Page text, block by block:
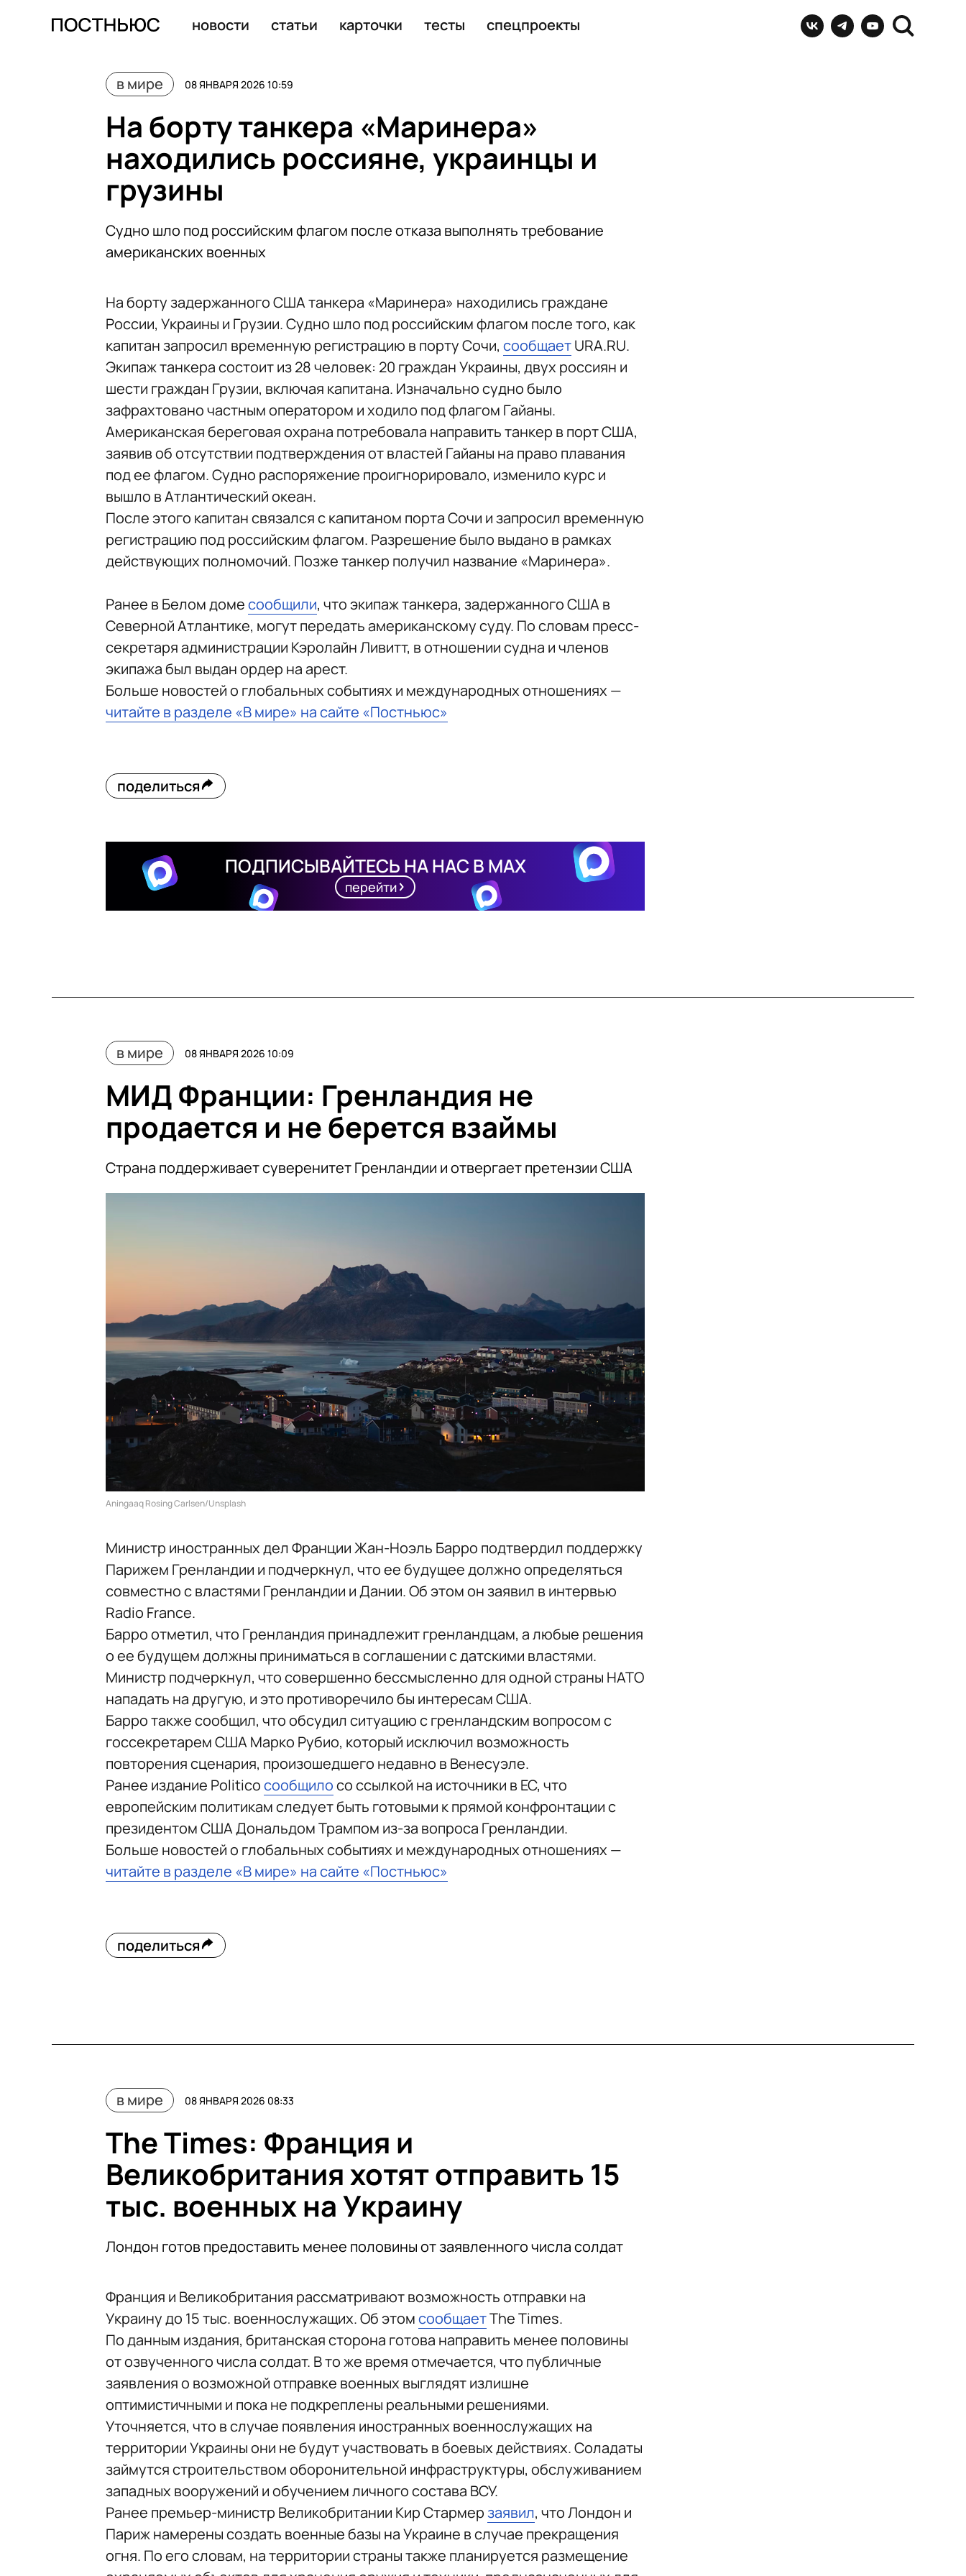
новости статьи карточки тесты спецпроекты
в мире 08 ЯНВАРЯ 2026 10:59
На борту танкера «Маринера»
находились россияне, украинцы и
грузины
Судно шло под российским флагом после отказа выполнять требование
американских военных
На борту задержанного США танкера «Маринера» находились граждане
России, Украины и Грузии. Судно шло под российским флагом после того, как
капитан запросил временную регистрацию в порту Сочи, сообщаетURA.RU.
Экипаж танкера состоит из 28 человек: 20 граждан Украины, двух россиян и
шести граждан Грузии, включая капитана. Изначально судно было
зафрахтовано частным оператором и ходило под флагом Гайаны.
Американская береговая охрана потребовала направить танкер в порт США,
заявив об отсутствии подтверждения от властей Гайаны на право плавания
под ее флагом. Судно распоряжение проигнорировало, изменило курс и
вышло в Атлантический океан.
После этого капитан связался с капитаном порта Сочи и запросил временную
регистрацию под российским флагом. Разрешение было выдано в рамках
действующих полномочий. Позже танкер получил название «Маринера».
Ранее в Белом домесообщили, что экипаж танкера, задержанного США в
Северной Атлантике, могут передать американскому суду. По словам пресс-
секретаря администрации Кэролайн Ливитт, в отношении судна и членов
экипажа был выдан ордер на арест.
Больше новостей о глобальных событиях и международных отношениях —
читайте в разделе «В мире» на сайте «Постньюс»
поделиться
ПОДПИСЫВАЙТЕСЬ НА НАС В MAX
перейти
в мире 08 ЯНВАРЯ 2026 10:09
МИД Франции: Гренландия не
продается и не берется взаймы
Страна поддерживает суверенитет Гренландии и отвергает претензии США
Aningaaq Rosing Carlsen/Unsplash
Министр иностранных дел Франции Жан-Ноэль Барро подтвердил поддержку
Парижем Гренландии и подчеркнул, что ее будущее должно определяться
совместно с властями Гренландии и Дании. Об этом он заявил в интервью
Radio France.
Барро отметил, что Гренландия принадлежит гренландцам, а любые решения
о ее будущем должны приниматься в соглашении с датскими властями.
Министр подчеркнул, что совершенно бессмысленно для одной страны НАТО
нападать на другую, и это противоречило бы интересам США.
Барро также сообщил, что обсудил ситуацию с гренландским вопросом с
госсекретарем США Марко Рубио, который исключил возможность
повторения сценария, произошедшего недавно в Венесуэле.
Ранее издание Politicoсообщилосо ссылкой на источники в ЕС, что
европейским политикам следует быть готовыми к прямой конфронтации с
президентом США Дональдом Трампом из-за вопроса Гренландии.
Больше новостей о глобальных событиях и международных отношениях —
читайте в разделе «В мире» на сайте «Постньюс»
поделиться
в мире 08 ЯНВАРЯ 2026 08:33
The Times: Франция и
Великобритания хотят отправить 15
тыс. военных на Украину
Лондон готов предоставить менее половины от заявленного числа солдат
Франция и Великобритания рассматривают возможность отправки на
Украину до 15 тыс. военнослужащих. Об этомсообщаетThe Times.
По данным издания, британская сторона готова направить менее половины
от озвученного числа солдат. В то же время отмечается, что публичные
заявления о возможной отправке военных выглядят излишне
оптимистичными и пока не подкреплены реальными решениями.
Уточняется, что в случае появления иностранных военнослужащих на
территории Украины они не будут участвовать в боевых действиях. Соладаты
займутся строительством оборонительной инфраструктуры, обслуживанием
западных вооружений и обучением личного состава ВСУ.
Ранее премьер-министр Великобритании Кир Стармерзаявил, что Лондон и
Париж намерены создать военные базы на Украине в случае прекращения
огня. По его словам, на территории страны также планируется размещение